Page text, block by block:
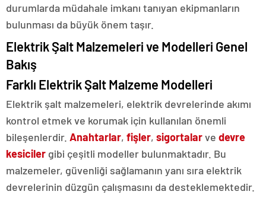
durumlarda müdahale imkanı tanıyan ekipmanların
bulunması da büyük önem taşır.
Elektrik Şalt Malzemeleri ve Modelleri Genel
Bakış
Farklı Elektrik Şalt Malzeme Modelleri
Elektrik şalt malzemeleri, elektrik devrelerinde akımı
kontrol etmek ve korumak için kullanılan önemli
bileşenlerdir. Anahtarlar, fişler, sigortalarve devre
kesiciler gibi çeşitli modeller bulunmaktadır. Bu
malzemeler, güvenliği sağlamanın yanı sıra elektrik
devrelerinin düzgün çalışmasını da desteklemektedir.